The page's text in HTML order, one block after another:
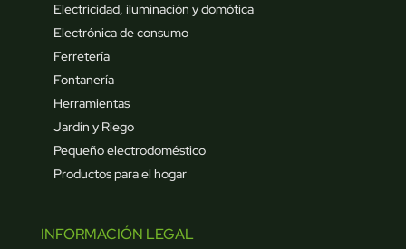
Electricidad, iluminación y domótica
Electrónica de consumo
Ferretería
Fontanería
Herramientas
Jardín y Riego
Pequeño electrodoméstico
Productos para el hogar
INFORMACIÓN LEGAL